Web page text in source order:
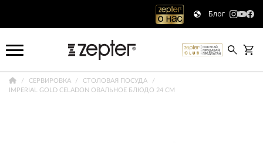
Блог
СЕРВИРОВКА
СТОЛОВАЯ ПОСУДА
IMPERIAL GOLD CELADON ОВАЛЬНОЕ БЛЮДО 24 СМ